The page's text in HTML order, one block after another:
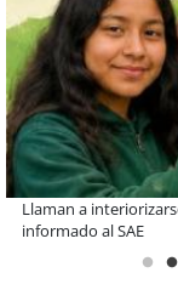
De una cocina
Inkillay apoyado por